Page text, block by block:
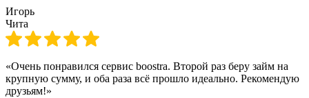
Игорь
Чита
«Очень понравился сервис boostra. Второй раз беру займ на
крупную сумму, и оба раза всё прошло идеально. Рекомендую
друзьям!»